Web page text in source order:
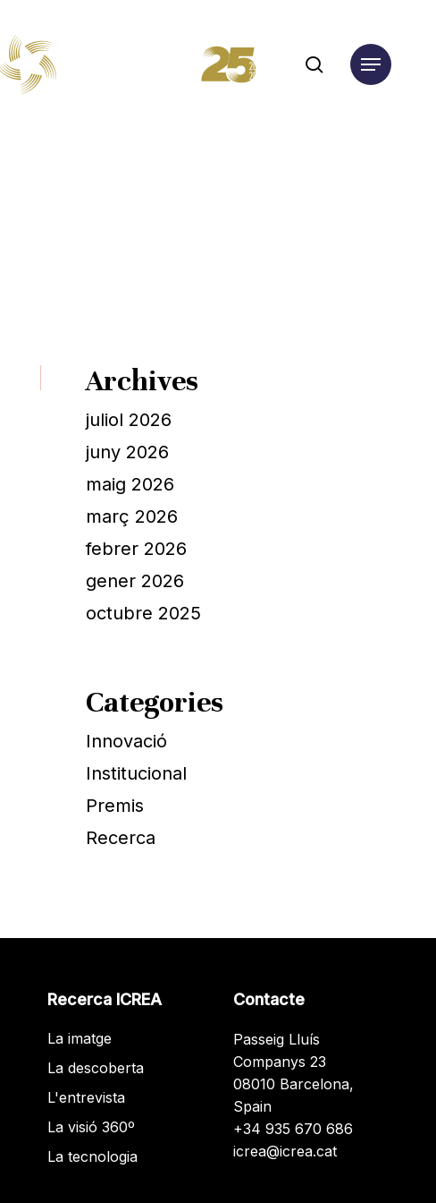
search
Menu
Archives
juliol 2026
juny 2026
maig 2026
març 2026
febrer 2026
gener 2026
octubre 2025
Categories
Innovació
Institucional
Premis
Recerca
Recerca ICREA
La imatge
La descoberta
L'entrevista
La visió 360º
La tecnologia
Contacte
Passeig Lluís
Companys 23
08010 Barcelona,
Spain
+34 935 670 686
icrea@icrea.cat